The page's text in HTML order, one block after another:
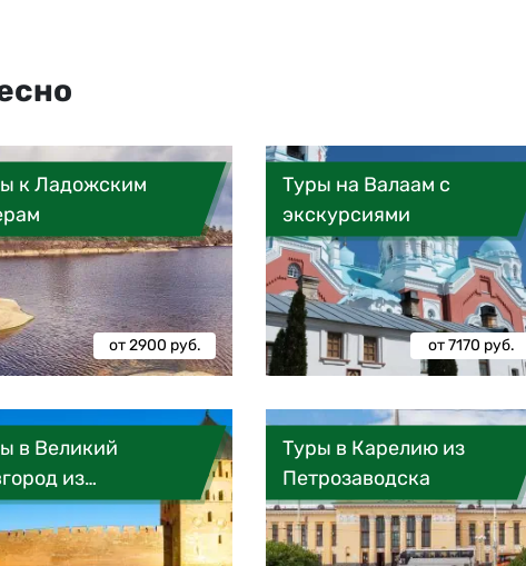
к Ладожским
от 2900 руб.
Туры на Валаам с
экскурсиями
от 7170 руб.
в Великий
из…
Туры в Карелию из
Петрозаводска